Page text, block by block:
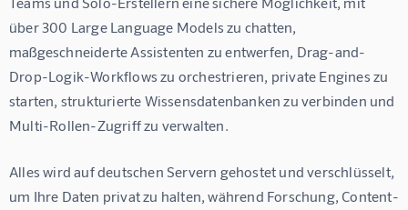
über 300 Large Language Models zu chatten,
maßgeschneiderte Assistenten zu entwerfen, Drag-and-
Drop-Logik-Workflows zu orchestrieren, private Engines zu
starten, strukturierte Wissensdatenbanken zu verbinden und
Multi-Rollen-Zugriff zu verwalten.
Alles wird auf deutschen Servern gehostet und verschlüsselt,
um Ihre Daten privat zu halten, während Forschung, Content-